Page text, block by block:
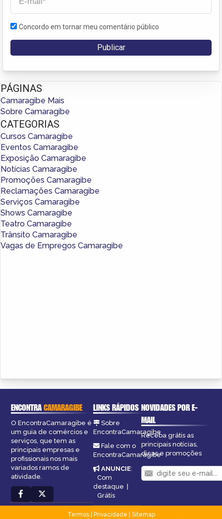
Concordo em tornar meu comentário público
PÁGINAS
Camaragibe Mais
Sobre Camaragibe
CATEGORIAS
Cursos Camaragibe
Eventos Camaragibe
Exposição Camaragibe
Notícias Camaragibe
Promoções Camaragibe
Reclamações Camaragibe
Serviços Camaragibe
Shows Camaragibe
Teatro Camaragibe
Trânsito Camaragibe
Vagas de Empregos Camaragibe
ENCONTRACAMARAGIBE
O EncontraCamaragibe é
um guia de comércios e
serviços, que tem as
principais empresas e
profissionais nos mais
variados ramos de
atividade.
LINKS RÁPIDOS
Sobre
EncontraCamaragibe
Fale com o
EncontraCamaragibe
ANUNCIE:
Com
destaque
Grátis
NOVIDADES POR E-
MAIL
Receba grátis as
principais notícias,
dicas e promoções
Termos| Privacidade
Sitemap